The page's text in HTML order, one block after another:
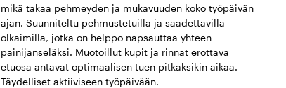
mikä takaa pehmeyden ja mukavuuden koko työpäivän
ajan. Suunniteltu pehmustetuilla ja säädettävillä
olkaimilla, jotka on helppo napsauttaa yhteen
painijanseläksi. Muotoillut kupit ja rinnat erottava
etuosa antavat optimaalisen tuen pitkäksikin aikaa.
Täydelliset aktiiviseen työpäivään.